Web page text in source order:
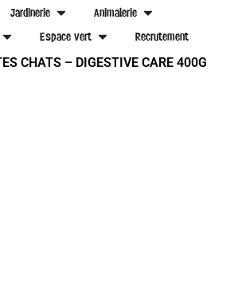
Jardinerie
Animalerie
Espace vert Recrutement
CHATS – DIGESTIVE CARE 400G